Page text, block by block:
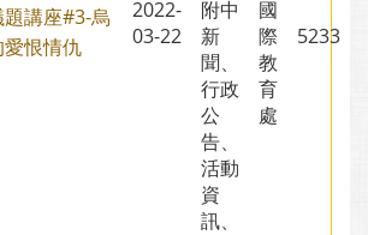
題講座#3-烏
恨情仇
2022-
03-22
附中
新
聞、
行政
公
告、
活動
資
訊、
國
際
教
育
處
5233